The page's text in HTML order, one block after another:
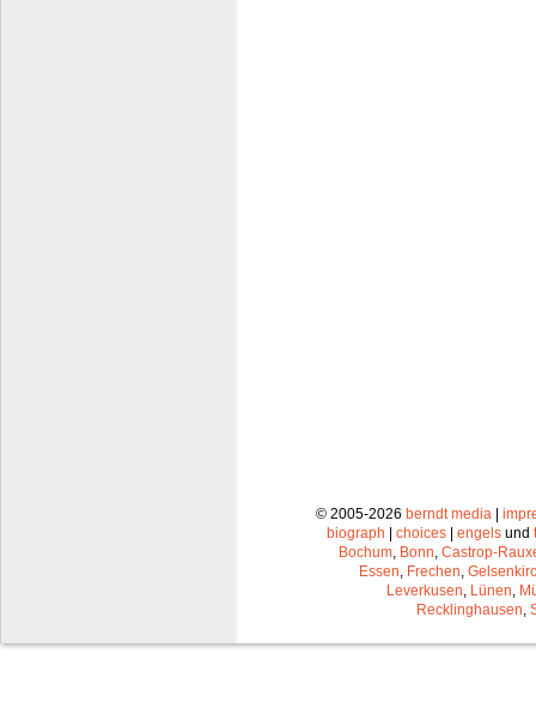
© 2005-2026 berndt media |
biograph | choices | engels und
Bochum Bonn Castrop-
Essen Frechen
Leverkusen Lünen
Recklinghausen